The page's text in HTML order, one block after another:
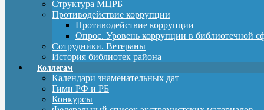
Структура МЦРБ
Противодействие коррупции
Противодействие коррупции
Опрос. Уровень коррупции в библиотечной
Сотрудники. Ветераны
История библиотек района
Коллегам
Календари знаменательных дат
Гимн РФ и РБ
Конкурсы